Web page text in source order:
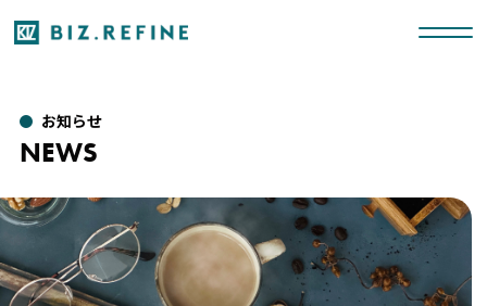
お知らせ
NEWS